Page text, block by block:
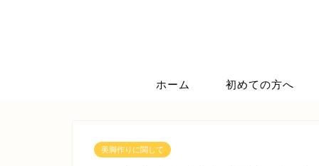
ホーム 初めての方へ
美脚作りに関して